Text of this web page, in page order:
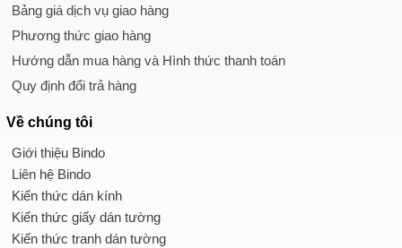
Bảng giá dịch vụ giao hàng
Phương thức giao hàng
Hướng dẫn mua hàng và Hình thức thanh toán
Quy định đổi trả hàng
Về chúng tôi
Giới thiệu Bindo
Liên hệ Bindo
Kiến thức dán kính
Kiến thức giấy dán tường
Kiến thức tranh dán tường